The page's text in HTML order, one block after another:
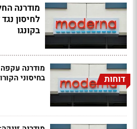
מודרנה
לחיסון
בקונגו
דוחות
מודרנה
בחיסוני